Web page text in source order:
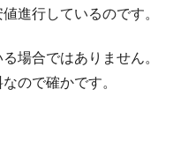
進行しているのです。
場合ではありません。
ので確かです。